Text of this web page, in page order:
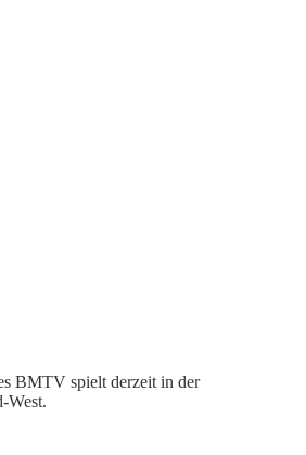
BMTV spielt derzeit in der
West.